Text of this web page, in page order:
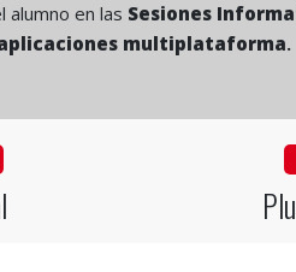
alumno en las Sesiones
multiplataforma.